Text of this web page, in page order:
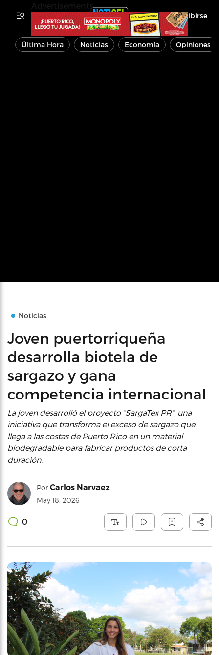
Inscribirse
Última Hora Noticias Economía Opiniones
Noticias
Joven puertorriqueña
desarrolla biotela de
sargazo y gana
competencia internacional
La joven desarrolló el proyecto “SargaTex PR”, una
iniciativa que transforma el exceso de sargazo que
llega a las costas de Puerto Rico en un material
biodegradable para fabricar productos de corta
duración.
Por Carlos Narvaez
May 18, 2026
0
Advertisements